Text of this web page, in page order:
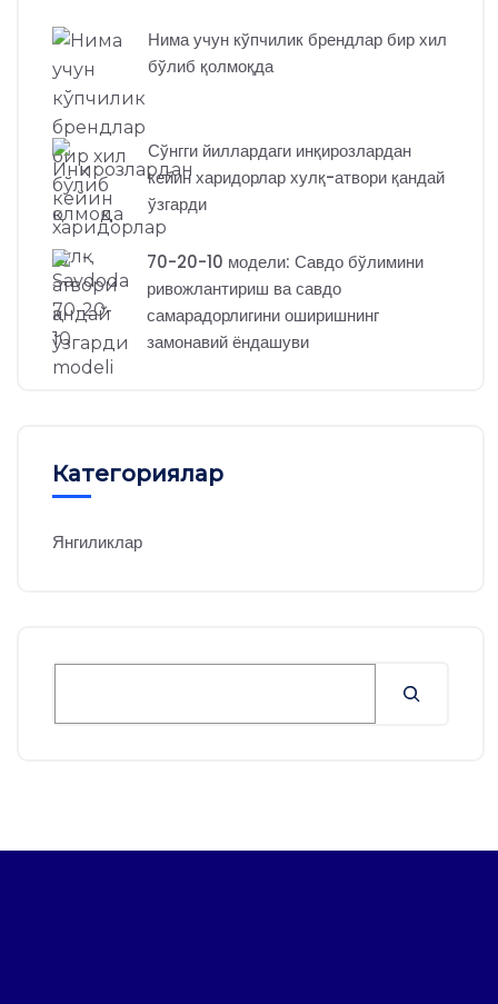
Нима учун кўпчилик брендлар бир хил
бўлиб қолмоқда
Сўнгги йиллардаги инқирозлардан
кейин харидорлар хулқ-атвори қандай
ўзгарди
70-20-10 модели: Савдо бўлимини
ривожлантириш ва савдо
самарадорлигини оширишнинг
замонавий ёндашуви
Категориялар
Янгиликлар